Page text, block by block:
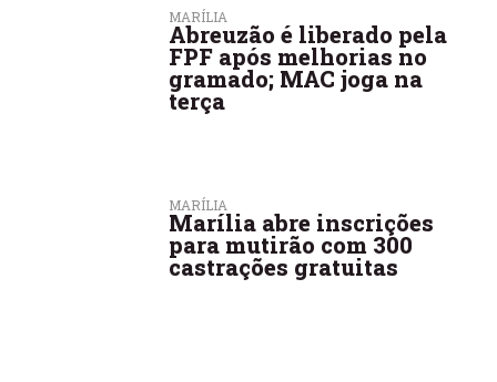
MARÍLIA
Abreuzão é liberado pela
FPF após melhorias no
gramado; MAC joga na
terça
MARÍLIA
Marília abre inscrições
para mutirão com 300
castrações gratuitas